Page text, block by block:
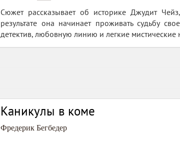
Сюжет рассказывает об историке Джудит
результате она начинает проживать судьбу
детектив, любовную линию и легкие мистические
Каникулы в коме
Фредерик Бегбедер